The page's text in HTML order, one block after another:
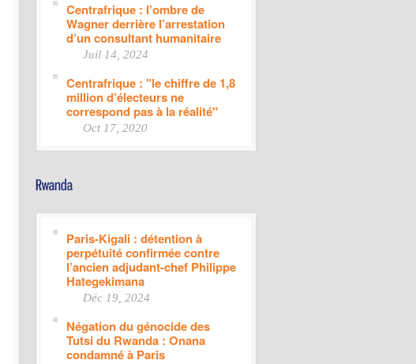
Centrafrique : l’ombre de
Wagner derrière l’arrestation
d’un consultant humanitaire
Juil 14, 2024
Centrafrique : "le chiffre de 1,8
million d’électeurs ne
correspond pas à la réalité"
Oct 17, 2020
Paris-Kigali : détention à
perpétuité confirmée contre
l’ancien adjudant-chef Philippe
Hategekimana
Déc 19, 2024
Négation du génocide des
Tutsi du Rwanda : Onana
condamné à Paris